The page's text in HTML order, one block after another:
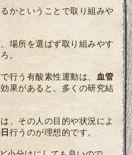
かということで取り組みや
場所を選ばず取り組みやす
。
行う有酸素性運動は、
血管
効果があると、多くの研究結
、その人の目的や状況によ
行うのが理想的です。